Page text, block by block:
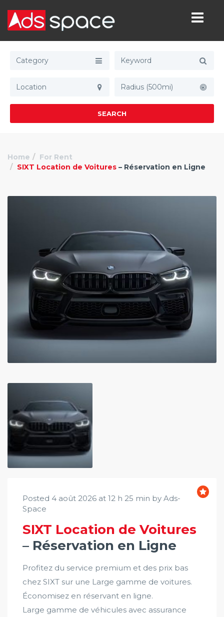
Category
Radius (500mi)
SEARCH
Home
For Rent
SIXT Location de Voitures – Réservation en Ligne
Posted 4 août 2026 at 12 h 25 min by Ads-
Space
SIXT Location de Voitures
– Réservation en Ligne
Profitez du service premium et des prix bas
chez SIXT sur une Large gamme de voitures.
Économisez en réservant en ligne.
Large gamme de véhicules avec assurance